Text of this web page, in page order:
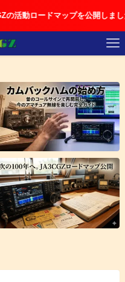
ロードマップを公開しました